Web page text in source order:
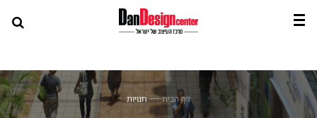
דף הבית—חנויות